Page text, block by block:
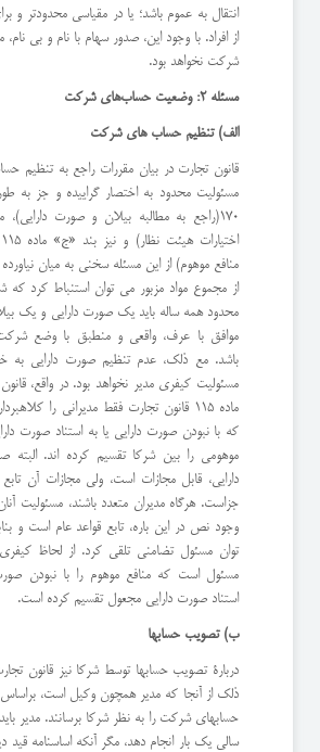
انتقال به عموم باشد؛ یا در مقیاسی محدودتر و
از افراد. با وجود این، صدور سهام با نام و بی
شرکت نخواهد بود.
مسئله 2: وضعیت حساب‌های شركت
الف) تنظیم حساب های شرکت
قانون تجارت در بیان مقررات راجع به تنظیم
مسئولیت محدود به اختصار گراییده و جز به
منافع موهوم) از این مسئله سخنی به میان
از مجموع مواد مزبور می توان استنباط کرد که
محدود همه ساله باید یک صورت دارایی و یک
موافق با عرف، واقعی و منطبق با وضع
باشد. مع ذلک، عدم تنظیم صورت دارایی
مسئولیت کیفری مدیر نخواهد بود. در واقع،
ماده 115 قانون تجارت فقط مدیرانی را
که با نبودن صورت دارایی یا به استناد صورت
موهومی را بین شرکا تقسیم کرده اند.
دارایی، قابل مجازات است، ولی مجازات آن
جزاست. هرگاه مدیران متعدد باشند، مسئولیت
وجود نص در این باره، تابع قواعد عام است و
توان مسئول تضامنی تلقی کرد. از لحاظ
مسئول است که منافع موهوم را با نبودن
استناد صورت دارایی مجعول تقسیم کرده است.
ب) تصویب حسابها
دربارۀ تصویب حسابها توسط شرکا نیز قانون
ذلک از آنجا که مدیر همچون وکیل است، براساس
حسابهای شرکت را به نظر شرکا برسانند. مدیر
سالی یک بار انجام دهد، مگر آنکه اساسنامه قید